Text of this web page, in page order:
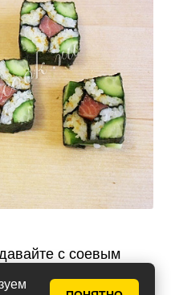
с соевым